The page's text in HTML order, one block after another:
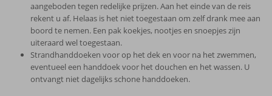
aangeboden tegen redelijke prijzen. Aan het einde van de reis
rekent u af. Helaas is het niet toegestaan om zelf drank mee aan
boord te nemen. Een pak koekjes, nootjes en snoepjes zijn
uiteraard wel toegestaan.
Strandhanddoeken voor op het dek en voor na het zwemmen,
eventueel een handdoek voor het douchen en het wassen. U
ontvangt niet dagelijks schone handdoeken.